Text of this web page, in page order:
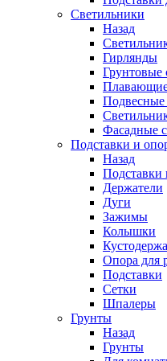
Светильники
Назад
Гирлянды
Грунтовые
Подвесные
Фасадные
Подставки и
Назад
Подставки
Держатели
Дуги
Зажимы
Колышки
Опора для
Подставки
Сетки
Шпалеры
Грунты
Назад
Грунты